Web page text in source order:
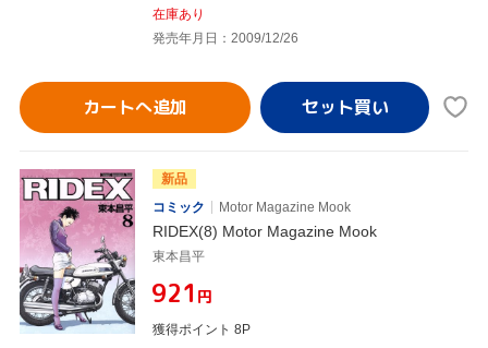
在庫あり
発売年月日：2009/12/26
カートへ追加
新品
コミック
Motor Magazine Mook
RIDEX(8) Motor Magazine Mook
東本昌平
¥921 円
獲得ポイント 8P